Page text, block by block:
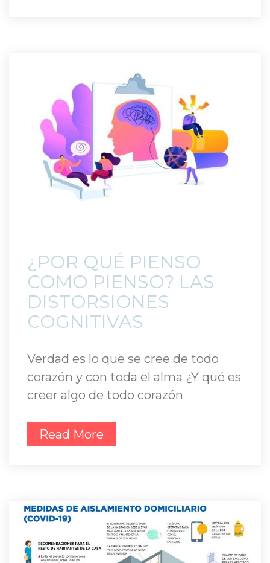
¿POR QUÉ PIENSO
COMO PIENSO? LAS
DISTORSIONES
COGNITIVAS
Verdad es lo que se cree de todo
corazón y con toda el alma ¿Y qué es
creer algo de todo corazón
Read More